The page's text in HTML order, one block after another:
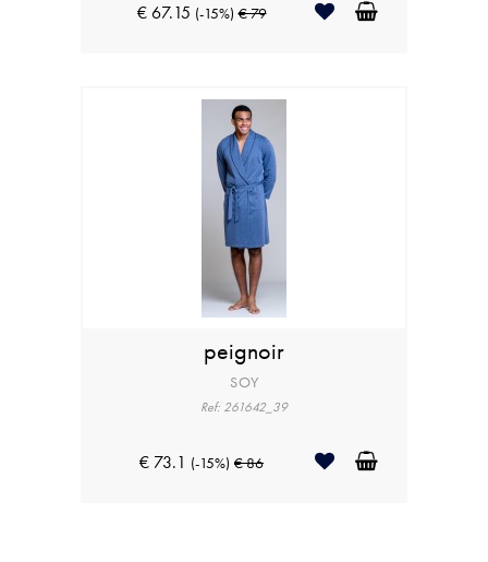
€ 67.15 (-15%) € 79
peignoir
SOY
Ref: 261642_39
€ 73.1 (-15%) € 86